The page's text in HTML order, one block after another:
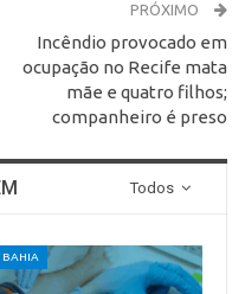
PRÓXIMO
Incêndio provocado em
ocupação no Recife mata
mãe e quatro filhos;
companheiro é preso
Todos
BAHIA